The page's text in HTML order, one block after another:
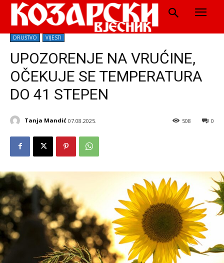
DRUŠTVO VIJESTI
UPOZORENJE NA VRUĆINE,
OČEKUJE SE TEMPERATURA
DO 41 STEPEN
Tanja Mandić 07.08.2025. 0
508